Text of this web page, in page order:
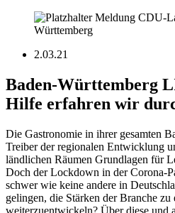
2.03.21
Baden-Württemberg
Hilfe erfahren wir
Die Gastronomie in ihrer gesamten
Treiber der regionalen Entwicklung
ländlichen Räumen Grundlagen für
Doch der Lockdown in der Corona-
schwer wie keine andere in
gelingen, die Stärken der Branche
weiterzuentwickeln? Über diese und